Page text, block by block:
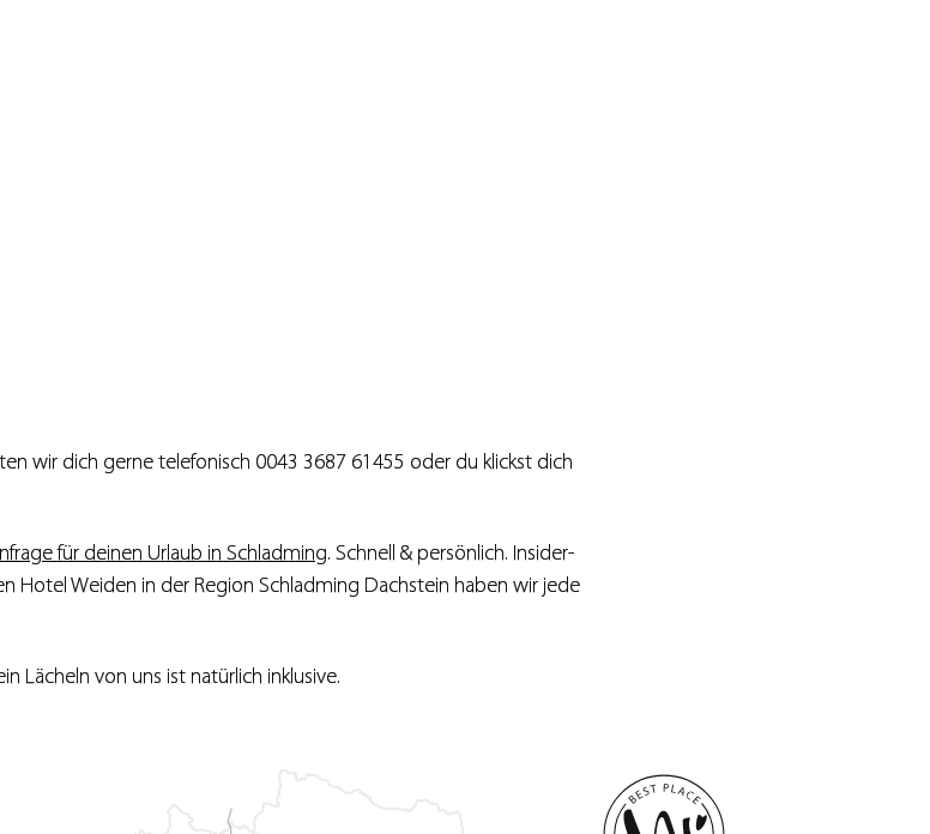
wir dich gerne telefonisch 0043 3687 61455 oder du klickst dich
für deinen Urlaub in Schladming. Schnell & persönlich. Insider-
Hotel Weiden in der Region Schladming Dachstein haben wir jede
Lächeln von uns ist natürlich inklusive.